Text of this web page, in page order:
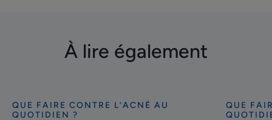
À lire également
Découvrir
QUE FAIRE CONTRE L’ACNÉ AU
QUOTIDIEN ?
Découvrir
QUE